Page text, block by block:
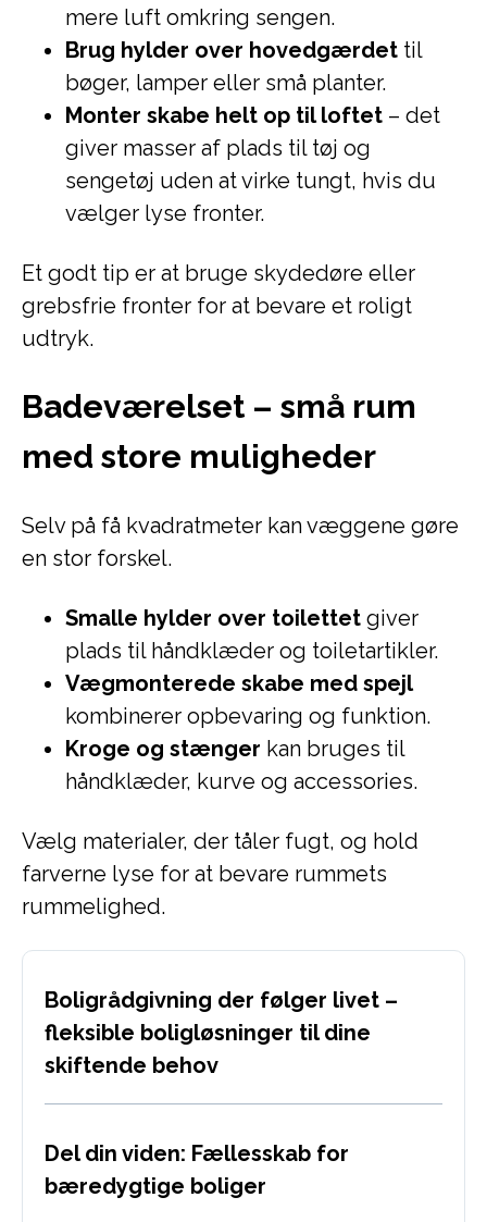
mere luft omkring sengen.
Brug hylder over hovedgærdet til
bøger, lamper eller små planter.
Monter skabe helt op til loftet – det
giver masser af plads til tøj og
sengetøj uden at virke tungt, hvis du
vælger lyse fronter.
Et godt tip er at bruge skydedøre eller
grebsfrie fronter for at bevare et roligt
udtryk.
Badeværelset – små rum
med store muligheder
Selv på få kvadratmeter kan væggene gøre
en stor forskel.
Smalle hylder over toilettet giver
plads til håndklæder og toiletartikler.
Vægmonterede skabe med spejl
kombinerer opbevaring og funktion.
Kroge og stænger kan bruges til
håndklæder, kurve og accessories.
Vælg materialer, der tåler fugt, og hold
farverne lyse for at bevare rummets
rummelighed.
Boligrådgivning der følger livet –
fleksible boligløsninger til dine
skiftende behov
Del din viden: Fællesskab for
bæredygtige boliger